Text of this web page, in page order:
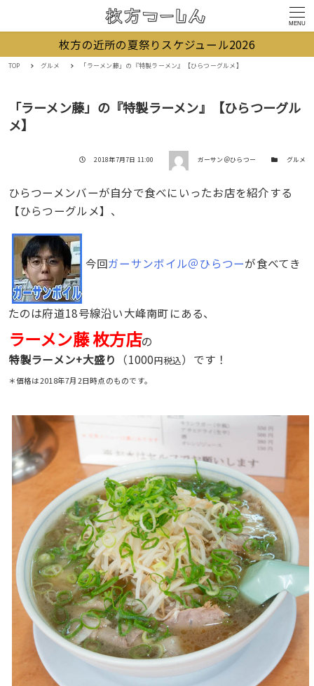
MENU
枚方の近所の夏祭りスケジュール2026
TOP グルメ 「ラーメン藤」の『特製ラーメン』【ひらつーグルメ】
「ラーメン藤」の『特製ラーメン』【ひらつーグル
メ】
投稿日
2018年7月7日 11:00 著者 ガーサン＠ひらつー カテゴリー
グルメ
ひらつーメンバーが自分で食べにいったお店を紹介する
【ひらつーグルメ】、
今回ガーサンボイル＠ひらつーが食べてき
たのは府道18号線沿い大峰南町にある、
ラーメン藤 枚方店の
特製ラーメン+大盛り
（1000円税込）です！
＊価格は2018年7月2日時点のものです。